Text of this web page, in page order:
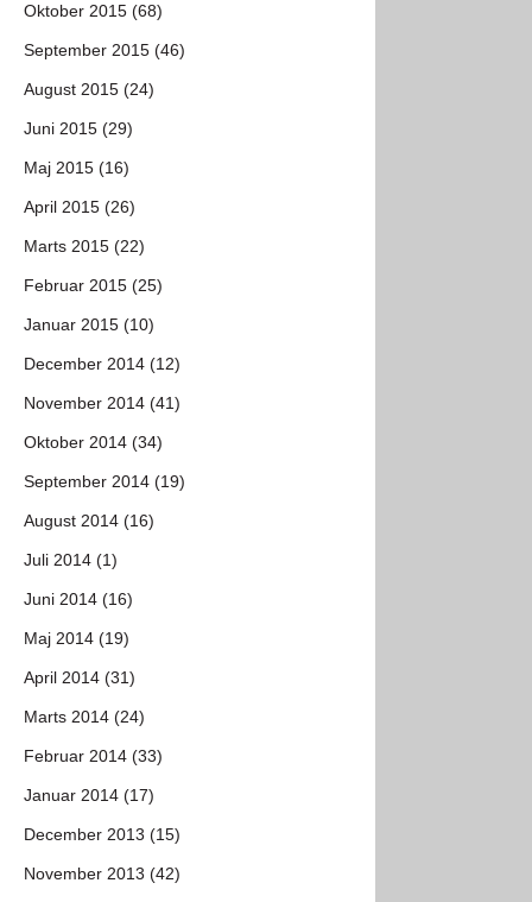
Oktober 2015 (68)
September 2015 (46)
August 2015 (24)
Juni 2015 (29)
Maj 2015 (16)
April 2015 (26)
Marts 2015 (22)
Februar 2015 (25)
Januar 2015 (10)
December 2014 (12)
November 2014 (41)
Oktober 2014 (34)
September 2014 (19)
August 2014 (16)
Juli 2014 (1)
Juni 2014 (16)
Maj 2014 (19)
April 2014 (31)
Marts 2014 (24)
Februar 2014 (33)
Januar 2014 (17)
December 2013 (15)
November 2013 (42)